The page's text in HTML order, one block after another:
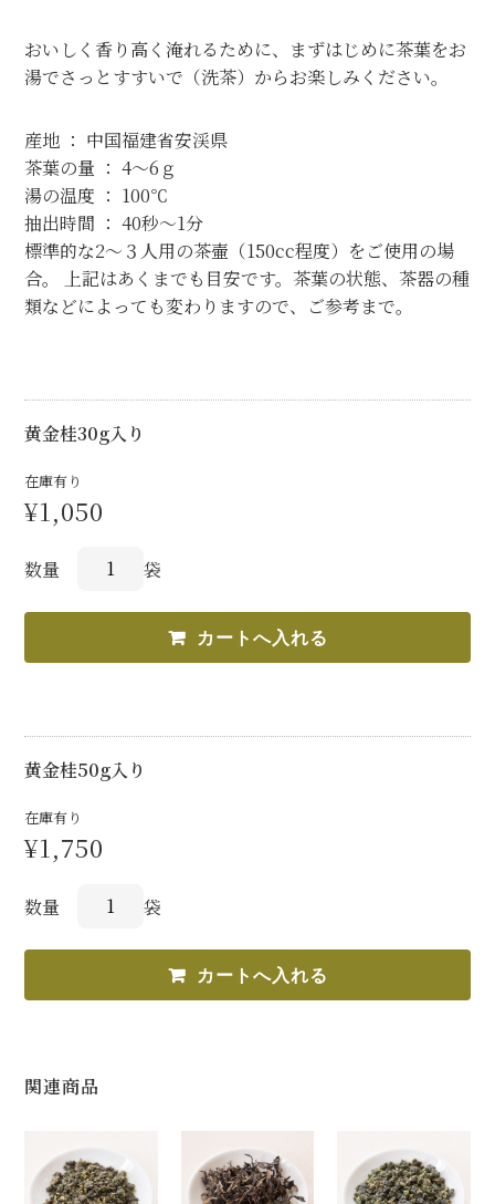
おいしく香り高く淹れるために、まずはじめに茶葉をお
湯でさっとすすいで（洗茶）からお楽しみください。
産地 ： 中国福建省安渓県
茶葉の量 ： 4～6ｇ
湯の温度 ： 100℃
抽出時間 ： 40秒～1分
標準的な2～３人用の茶壷（150cc程度）をご使用の場
合。 上記はあくまでも目安です。茶葉の状態、茶器の種
類などによっても変わりますので、ご参考まで。
黄金桂30g入り
在庫有り
¥1,050
数量 袋
黄金桂50g入り
在庫有り
¥1,750
数量 袋
関連商品